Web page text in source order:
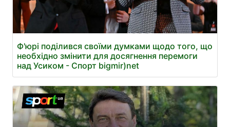
Ф'юрі поділився своїми думками щодо того, що
необхідно змінити для досягнення перемоги
над Усиком - Спорт bigmir)net